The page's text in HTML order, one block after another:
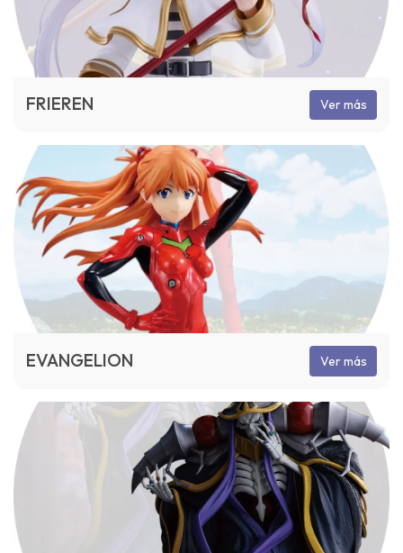
FRIEREN Ver más
EVANGELION Ver más